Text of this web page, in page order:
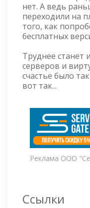
нет. А ведь
переходили на
того, как
бесплатных
Труднее
серверов и
счастье было
вот так...
Реклама ООО
Ссылки